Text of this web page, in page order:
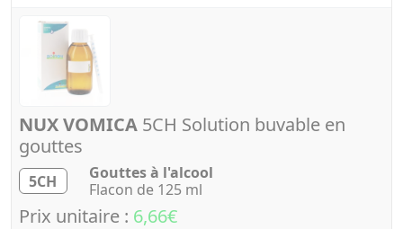
NUX VOMICA 5CH Solution buvable en
gouttes
5CH
Gouttes à l'alcool
Flacon de 125 ml
Prix unitaire : 6,66€